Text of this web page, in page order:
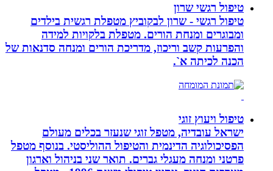
טיפול רגשי שרון
טיפול רגשי - שרון לבקוביץ מטפלת רגשית בילדים
ומבוגרים ומנחת הורים. מטפלת בלקויות למידה
והפרעות קשב וריכוז, מדריכת הורים ומנחה סדנאות של
הכנה לכיתה א`.
טיפול ויעוץ זוגי
ישראל עובדיה, מטפל זוגי שנעזר בכלים מעולם
הפסיכולוגיה הדינמית והטיפול ההוליסטי. בנוסף מטפל
פרטני ומנחה מעגלי גברים. תואר שני בניהול וארגון